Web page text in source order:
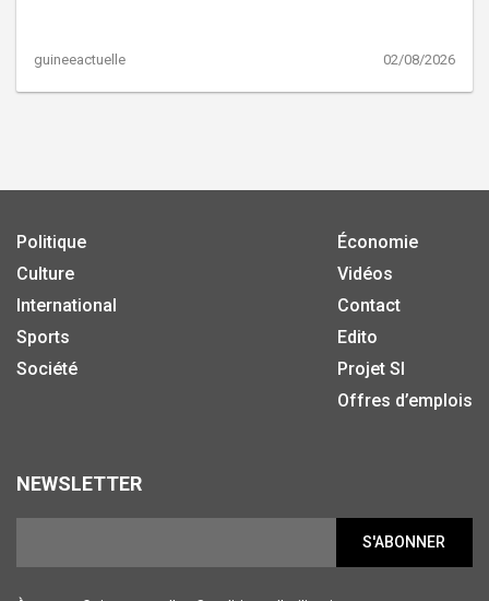
guineeactuelle 02/08/2026
Politique
Culture
International
Sports
Société
Économie
Vidéos
Contact
Edito
Projet SI
Offres d’emplois
NEWSLETTER
S'ABONNER